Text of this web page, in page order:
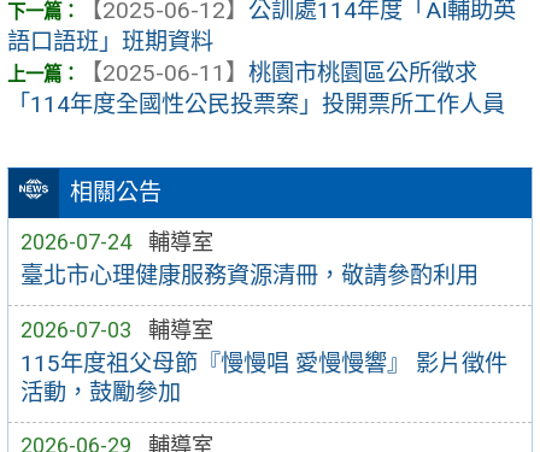
相關公告
2026-07-24 輔導室
臺北市心理健康服務資源清冊，敬請參酌利用
2026-07-03 輔導室
115年度祖父母節『慢慢唱 愛慢慢響』 影片徵件
活動，鼓勵參加
2026-06-29 輔導室
【2025-06-12】 公訓處114年度「AI輔助英
語口語班」班期資料
【2025-06-11】 桃園市桃園區公所徵求
「114年度全國性公民投票案」投開票所工作人員